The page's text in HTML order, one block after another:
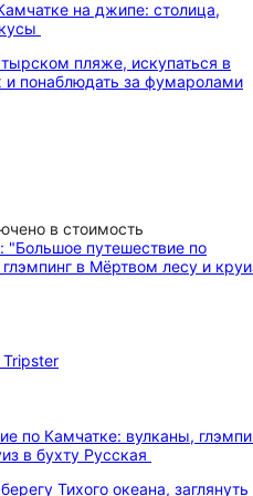
на джипе: столица,
пляже, искупаться в
и понаблюдать за фумаролами
в стоимость
по Камчатке: вулканы,
в бухту Русская
Тихого океана, заглянуть